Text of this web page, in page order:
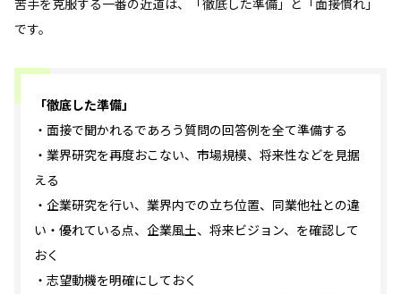
です。
「徹底した準備」
・面接で聞かれるであろう質問の回答例を全て準備する
・業界研究を再度おこない、市場規模、将来性などを見据
える
・企業研究を行い、業界内での立ち位置、同業他社との違
い・優れている点、企業風土、将来ビジョン、を確認して
おく
・志望動機を明確にしておく